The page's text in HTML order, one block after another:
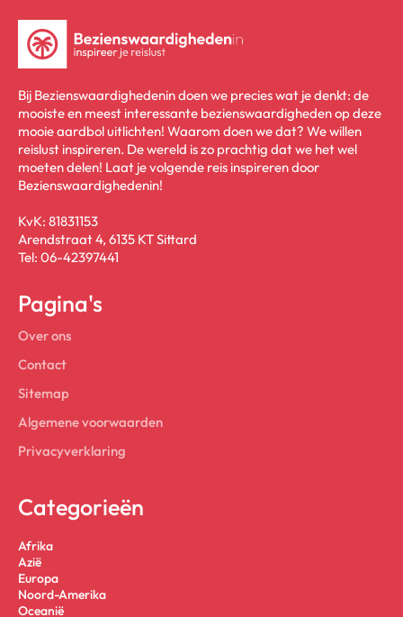
Bij Bezienswaardighedenin doen we precies wat je denkt: de
mooiste en meest interessante bezienswaardigheden op deze
mooie aardbol uitlichten! Waarom doen we dat? We willen
reislust inspireren. De wereld is zo prachtig dat we het wel
moeten delen! Laat je volgende reis inspireren door
Bezienswaardighedenin!
KvK: 81831153
Arendstraat 4, 6135 KT Sittard
Tel: 06-42397441
Pagina's
Over ons
Contact
Sitemap
Algemene voorwaarden
Privacyverklaring
Categorieën
Afrika
Azië
Europa
Noord-Amerika
Oceanië